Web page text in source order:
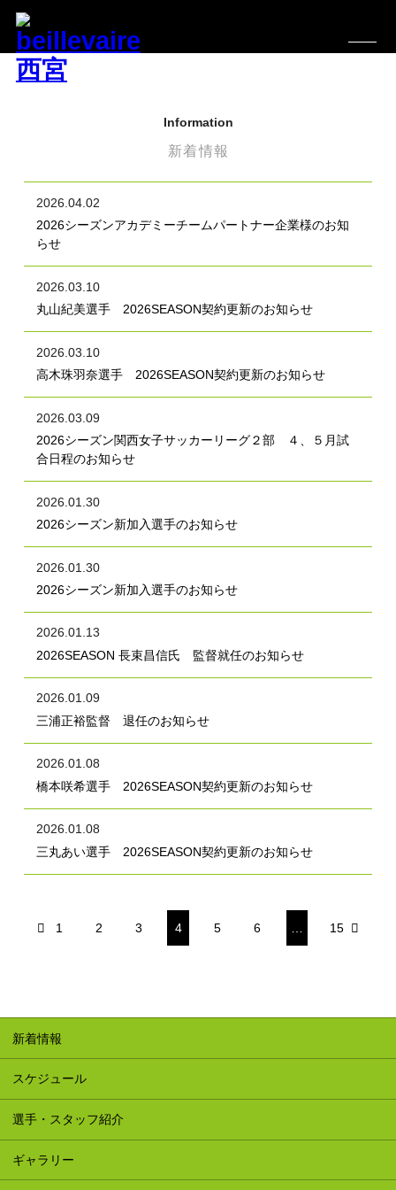
Information
新着情報
2026.04.02
2026シーズンアカデミーチームパートナー企業様のお知
らせ
2026.03.10
丸山紀美選手 2026SEASON契約更新のお知らせ
2026.03.10
高木珠羽奈選手 2026SEASON契約更新のお知らせ
2026.03.09
2026シーズン関西女子サッカーリーグ２部 ４、５月試
合日程のお知らせ
2026.01.30
2026シーズン新加入選手のお知らせ
2026.01.30
2026シーズン新加入選手のお知らせ
2026.01.13
2026SEASON 長束昌信氏 監督就任のお知らせ
2026.01.09
三浦正裕監督 退任のお知らせ
2026.01.08
橋本咲希選手 2026SEASON契約更新のお知らせ
2026.01.08
三丸あい選手 2026SEASON契約更新のお知らせ
1 2 3 4 5 6 15
新着情報
スケジュール
選手・スタッフ紹介
ギャラリー